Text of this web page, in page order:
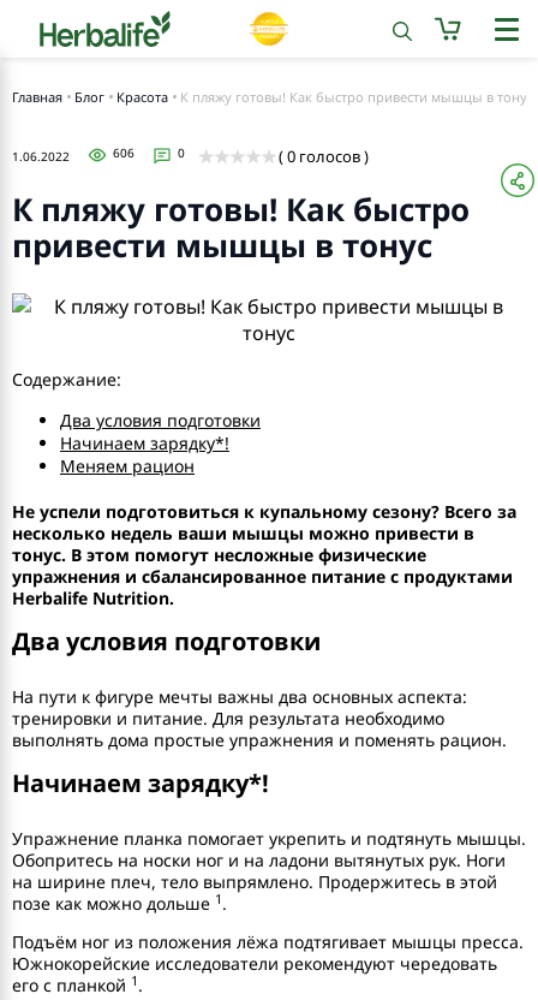
Главная Блог Красота К пляжу готовы! Как быстро привести мышцы в тонус
1.06.2022 606 0 ( 0 голосов )
К пляжу готовы! Как быстро
привести мышцы в тонус
Содержание:
Два условия подготовки
Начинаем зарядку*!
Меняем рацион
Не успели подготовиться к купальному сезону? Всего за
несколько недель ваши мышцы можно привести в
тонус. В этом помогут несложные физические
упражнения и сбалансированное питание с продуктами
Herbalife Nutrition.
Два условия подготовки
На пути к фигуре мечты важны два основных аспекта:
тренировки и питание. Для результата необходимо
выполнять дома простые упражнения и поменять рацион.
Начинаем зарядку*!
Упражнение планка помогает укрепить и подтянуть мышцы.
Обопритесь на носки ног и на ладони вытянутых рук. Ноги
на ширине плеч, тело выпрямлено. Продержитесь в этой
позе как можно дольше 1 .
Подъём ног из положения лёжа подтягивает мышцы пресса.
Южнокорейские исследователи рекомендуют чередовать
его с планкой 1 .